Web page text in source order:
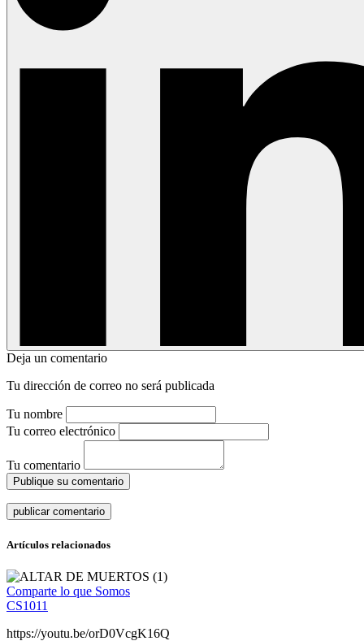
Deja un comentario
Tu dirección de correo no será publicada
Tu nombre
Tu correo electrónico
Tu comentario
Publique su comentario
Artículos relacionados
Comparte lo que Somos
CS1011
https://youtu.be/orD0VcgK16Q